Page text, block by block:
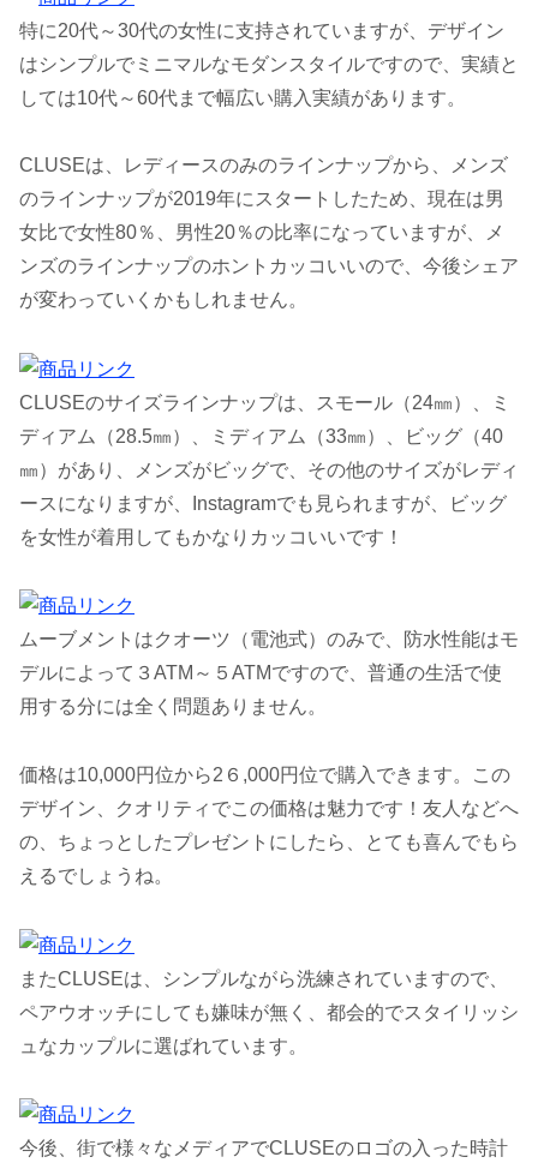
特に20代～30代の女性に支持されていますが、デザイン
はシンプルでミニマルなモダンスタイルですので、実績と
しては10代～60代まで幅広い購入実績があります。
CLUSEは、レディースのみのラインナップから、メンズ
のラインナップが2019年にスタートしたため、現在は男
女比で女性80％、男性20％の比率になっていますが、メ
ンズのラインナップのホントカッコいいので、今後シェア
が変わっていくかもしれません。
CLUSEのサイズラインナップは、スモール（24㎜）、ミ
ディアム（28.5㎜）、ミディアム（33㎜）、ビッグ（40
㎜）があり、メンズがビッグで、その他のサイズがレディ
ースになりますが、Instagramでも見られますが、ビッグ
を女性が着用してもかなりカッコいいです！
ムーブメントはクオーツ（電池式）のみで、防水性能はモ
デルによって３ATM～５ATMですので、普通の生活で使
用する分には全く問題ありません。
価格は10,000円位から2６,000円位で購入できます。この
デザイン、クオリティでこの価格は魅力です！友人などへ
の、ちょっとしたプレゼントにしたら、とても喜んでもら
えるでしょうね。
またCLUSEは、シンプルながら洗練されていますので、
ペアウオッチにしても嫌味が無く、都会的でスタイリッシ
ュなカップルに選ばれています。
今後、街で様々なメディアでCLUSEのロゴの入った時計